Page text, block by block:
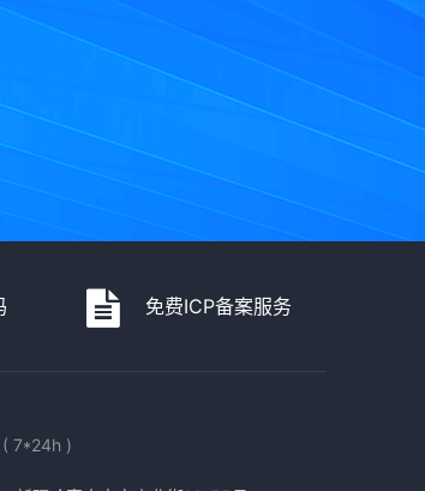
免费ICP备案服务
( 7*24h )